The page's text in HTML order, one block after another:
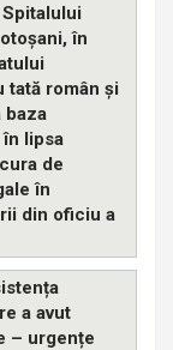
în
tată român și
baza
lipsa
de
în
din oficiu a
a avut
– urgențe